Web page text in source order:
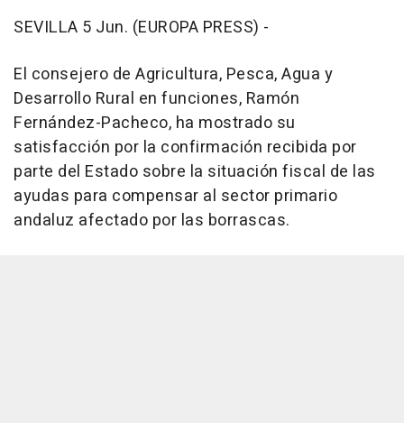
SEVILLA 5 Jun. (EUROPA PRESS) -
El consejero de Agricultura, Pesca, Agua y
Desarrollo Rural en funciones, Ramón
Fernández-Pacheco, ha mostrado su
satisfacción por la confirmación recibida por
parte del Estado sobre la situación fiscal de las
ayudas para compensar al sector primario
andaluz afectado por las borrascas.